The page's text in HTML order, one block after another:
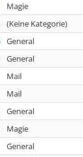
Magie
(Keine Kategorie)
General
General
Mail
Mail
General
Magie
General